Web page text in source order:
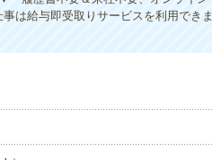
給与即受取りサービスを利用できま